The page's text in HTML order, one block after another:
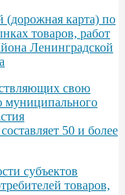
карта) по
товаров, работ
Ленинградской
свою
муниципального
50 и более
субъектов
товаров,